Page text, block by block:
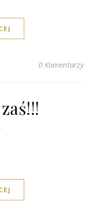
0 Komentarzy